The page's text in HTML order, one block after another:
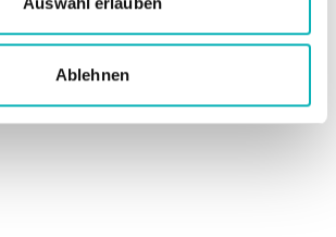
Ablehnen
praktisch erzielbaren Wirkungsgrade
Kurven im oberen Bereich stellen sogenannte